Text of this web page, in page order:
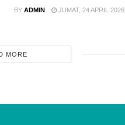
BY ADMIN JUMAT, 24 APRIL 2026
MORE